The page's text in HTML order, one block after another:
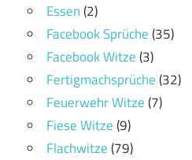
Essen(2)
Facebook Sprüche(35)
Facebook Witze(3)
Fertigmachsprüche(32)
Feuerwehr Witze(7)
Fiese Witze(9)
Flachwitze(79)